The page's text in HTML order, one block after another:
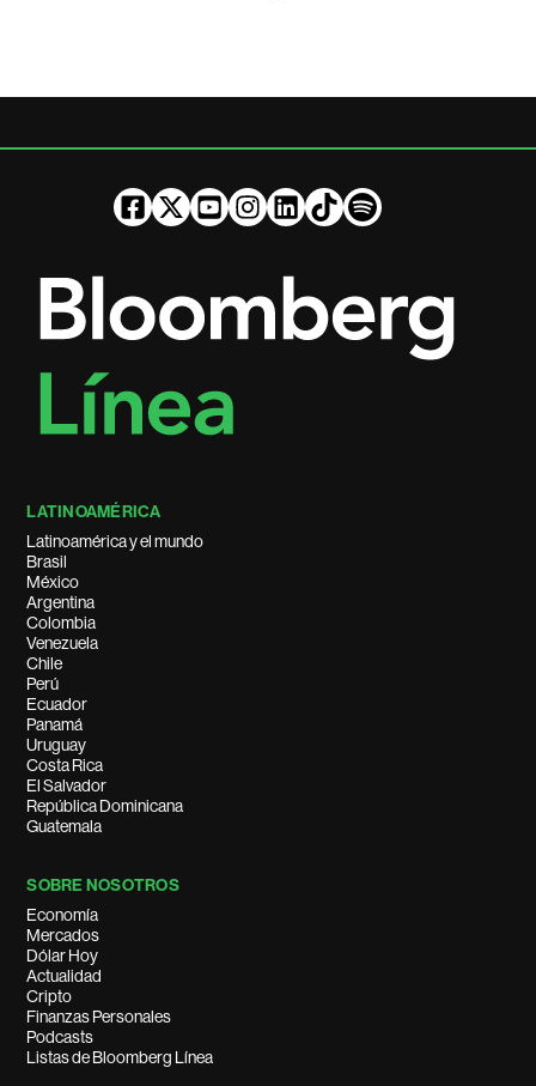
LATINOAMÉRICA
Latinoamérica y el mundo
Brasil
México
Argentina
Colombia
Venezuela
Chile
Perú
Ecuador
Panamá
Uruguay
Costa Rica
El Salvador
República Dominicana
Guatemala
SOBRE NOSOTROS
Economía
Mercados
Dólar Hoy
Actualidad
Cripto
Finanzas Personales
Podcasts
Listas de Bloomberg Línea